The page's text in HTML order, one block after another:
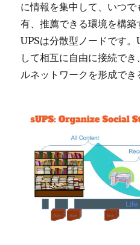
に情報を集中して、いつ
有、推薦できる環境を構築
UPSは分散型ノードです
して相互に自由に接続で
ルネットワークを形成でき